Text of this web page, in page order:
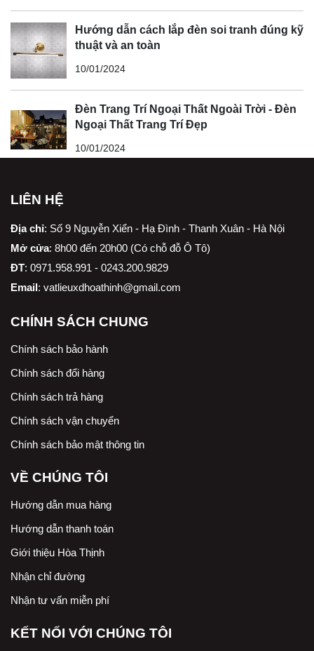
Hướng dẫn cách lắp đèn soi tranh đúng kỹ
thuật và an toàn
10/01/2024
Đèn Trang Trí Ngoại Thất Ngoài Trời - Đèn
Ngoại Thất Trang Trí Đẹp
10/01/2024
LIÊN HỆ
Địa chỉ: Số 9 Nguyễn Xiển - Hạ Đình - Thanh Xuân - Hà Nội
Mở cửa: 8h00 đến 20h00 (Có chỗ đỗ Ô Tô)
ĐT: 0971.958.991 - 0243.200.9829
Email: vatlieuxdhoathinh@gmail.com
CHÍNH SÁCH CHUNG
Chính sách bảo hành
Chính sách đổi hàng
Chính sách trả hàng
Chính sách vận chuyển
Chính sách bảo mật thông tin
VỀ CHÚNG TÔI
Hướng dẫn mua hàng
Hướng dẫn thanh toán
Giới thiệu Hòa Thịnh
Nhận chỉ đường
Nhận tư vấn miễn phí
KẾT NỐI VỚI CHÚNG TÔI